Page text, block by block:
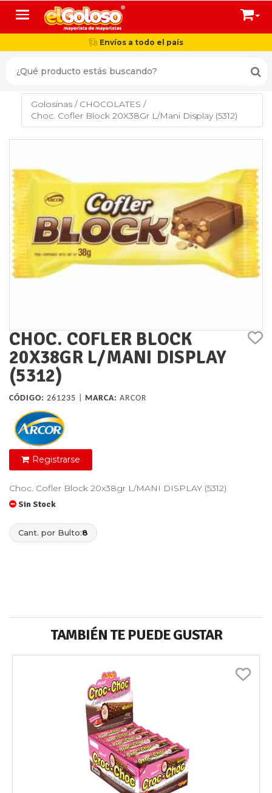
Toggle navigation
Envíos a todo el país
Golosinas / CHOCOLATES /
Choc. Cofler Block 20X38Gr L/Mani Display (5312)
CHOC. COFLER BLOCK
20X38GR L/MANI DISPLAY
(5312)
CÓDIGO: 261235 | MARCA: ARCOR
Registrarse
Choc. Cofler Block 20x38gr L/MANI DISPLAY (5312)
Sin Stock
Cant. por Bulto:8
TAMBIÉN TE PUEDE GUSTAR